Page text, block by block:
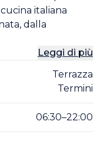
italiana
dalla
Leggi di più
Terrazza
Termini
06:30–22:00